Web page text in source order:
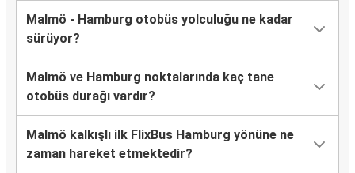
Malmö - Hamburg otobüs yolculuğu ne kadar
sürüyor?
Malmö ve Hamburg noktalarında kaç tane
otobüs durağı vardır?
Malmö kalkışlı ilk FlixBus Hamburg yönüne ne
zaman hareket etmektedir?